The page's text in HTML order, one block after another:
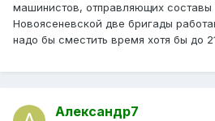
машинистов, отправляющих составы
Новоясеневской две бригады
надо бы сместить время хотя бы до
Александр7